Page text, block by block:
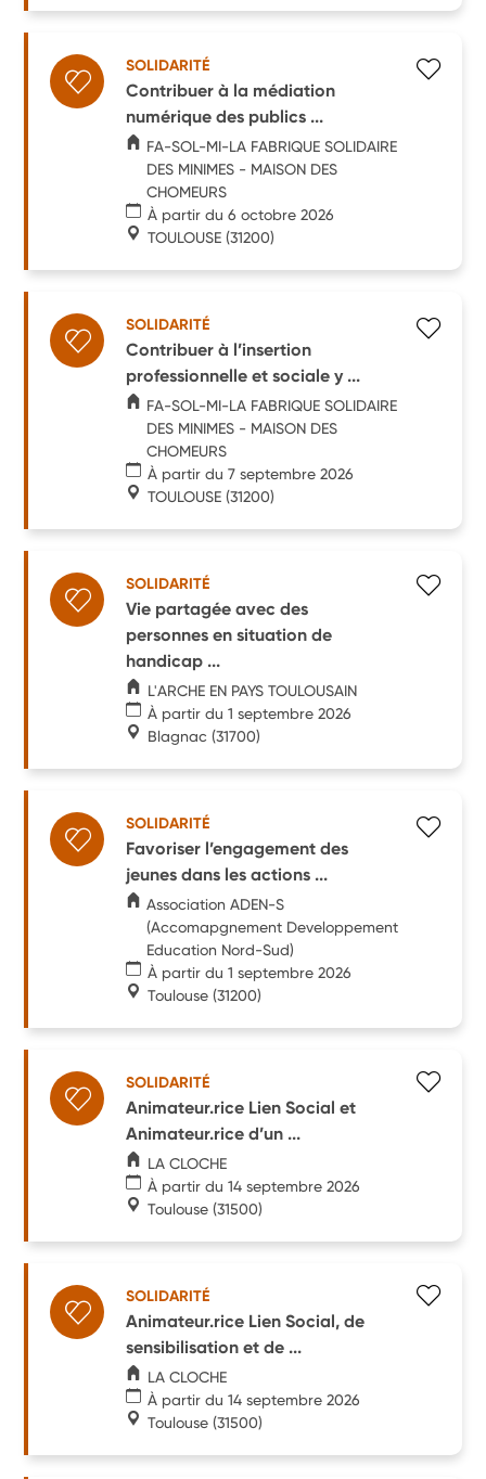
SOLIDARITÉ
Contribuer à la médiation
numérique des publics ...
FA-SOL-MI-LA FABRIQUE SOLIDAIRE
DES MINIMES - MAISON DES
CHOMEURS
À partir du 6 octobre 2026
TOULOUSE (31200)
SOLIDARITÉ
Contribuer à l’insertion
professionnelle et sociale y ...
FA-SOL-MI-LA FABRIQUE SOLIDAIRE
DES MINIMES - MAISON DES
CHOMEURS
À partir du 7 septembre 2026
TOULOUSE (31200)
SOLIDARITÉ
Vie partagée avec des
personnes en situation de
handicap ...
L'ARCHE EN PAYS TOULOUSAIN
À partir du 1 septembre 2026
Blagnac (31700)
SOLIDARITÉ
Favoriser l’engagement des
jeunes dans les actions ...
Association ADEN-S
(Accomapgnement Developpement
Education Nord-Sud)
À partir du 1 septembre 2026
Toulouse (31200)
SOLIDARITÉ
Animateur.rice Lien Social et
Animateur.rice d’un ...
LA CLOCHE
À partir du 14 septembre 2026
Toulouse (31500)
SOLIDARITÉ
Animateur.rice Lien Social, de
sensibilisation et de ...
LA CLOCHE
À partir du 14 septembre 2026
Toulouse (31500)